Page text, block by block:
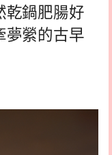
乾鍋肥腸好
夢縈的古早